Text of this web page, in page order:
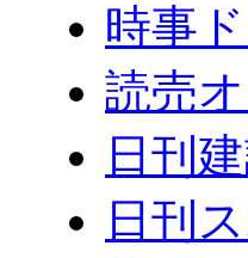
時事
読売
日刊
日刊